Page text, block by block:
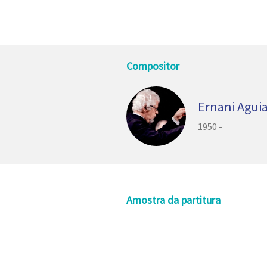
Compositor
Ernani
1950 -
Amostra da partitura